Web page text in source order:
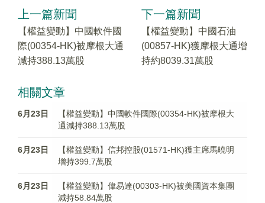
上一篇新聞
【權益變動】中國軟件國
際(00354-HK)被摩根大通
減持388.13萬股
下一篇新聞
【權益變動】中國石油
(00857-HK)獲摩根大通增
持約8039.31萬股
相關文章
6月23日
【權益變動】中國軟件國際(00354-HK)被摩根大
通減持388.13萬股
6月23日
【權益變動】信邦控股(01571-HK)獲主席馬曉明
增持399.7萬股
6月23日
【權益變動】偉易達(00303-HK)被美國資本集團
減持58.84萬股